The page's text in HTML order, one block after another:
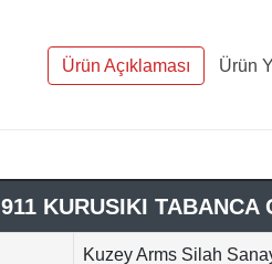
Ürün Açıklaması Ürün
KURUSIKI TABANCA
Kuzey Arms Silah